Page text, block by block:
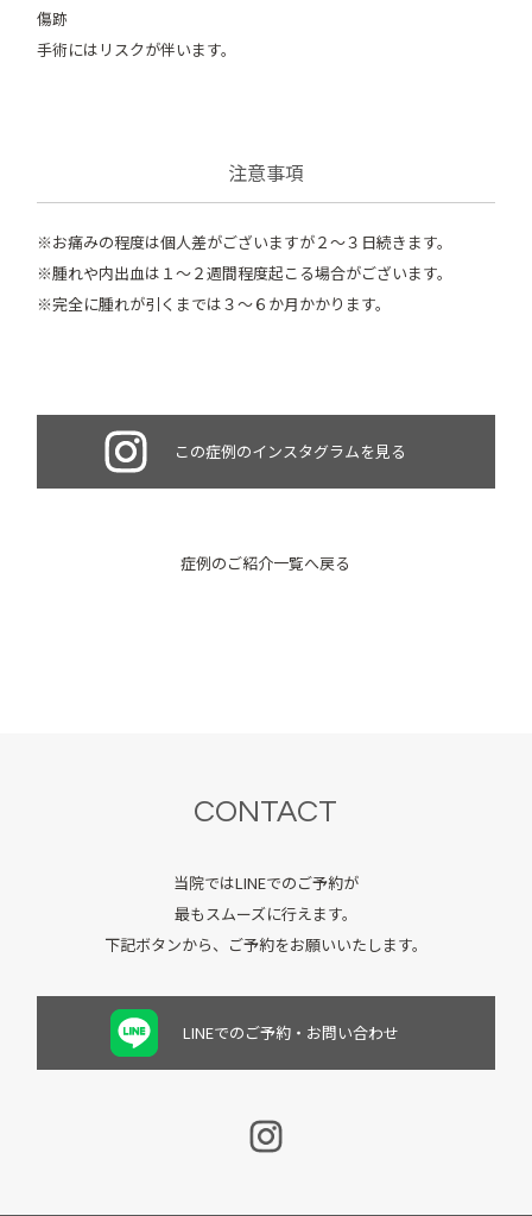
傷跡
手術にはリスクが伴います。
注意事項
※お痛みの程度は個人差がございますが２～３日続きます。
※腫れや内出血は１～２週間程度起こる場合がございます。
※完全に腫れが引くまでは３～６か月かかります。
この症例のインスタグラムを見る
症例のご紹介一覧へ戻る
CONTACT
当院ではLINEでのご予約が
最もスムーズに行えます。
下記ボタンから、ご予約をお願いいたします。
LINEでのご予約・お問い合わせ